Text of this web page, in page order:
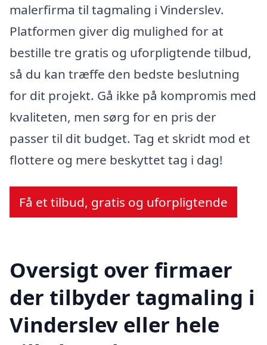
malerfirma til tagmaling i Vinderslev.
Platformen giver dig mulighed for at
bestille tre gratis og uforpligtende tilbud,
så du kan træffe den bedste beslutning
for dit projekt. Gå ikke på kompromis med
kvaliteten, men sørg for en pris der
passer til dit budget. Tag et skridt mod et
flottere og mere beskyttet tag i dag!
Få et tilbud, gratis og uforpligtende
Oversigt over firmaer
der tilbyder tagmaling i
Vinderslev eller hele